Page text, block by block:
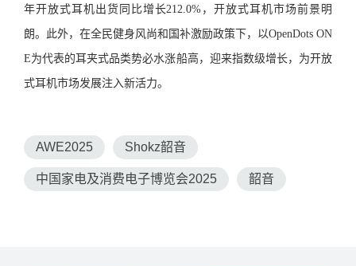
年开放式耳机出货同比增长212.0%，开放式耳机市场前景明
朗。此外，在全民健身风尚和国补激励政策下，以OpenDots ON
E为代表的耳夹式品类势必水涨船高，迎来指数级增长，为开放
式耳机市场发展注入新活力。
AWE2025 Shokz韶音
中国家电及消费电子博览会2025 韶音